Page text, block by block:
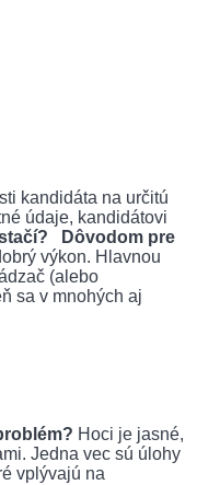
kandidáta na určitú
údaje, kandidátovi
Dôvodom pre
výkon. Hlavnou
(alebo
sa v mnohých aj
Hoci je jasné,
Jedna vec sú úlohy
vplývajú na